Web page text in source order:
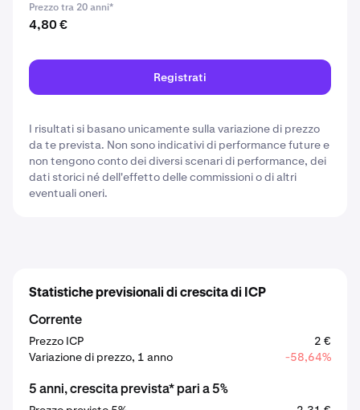
Prezzo tra 20 anni*
4,80 €
Registrati
I risultati si basano unicamente sulla variazione di prezzo
da te prevista. Non sono indicativi di performance future e
non tengono conto dei diversi scenari di performance, dei
dati storici né dell'effetto delle commissioni o di altri
eventuali oneri.
Statistiche previsionali di crescita di ICP
Corrente
Prezzo ICP
2 €
Variazione di prezzo, 1 anno
-58,64%
5 anni, crescita prevista* pari a 5%